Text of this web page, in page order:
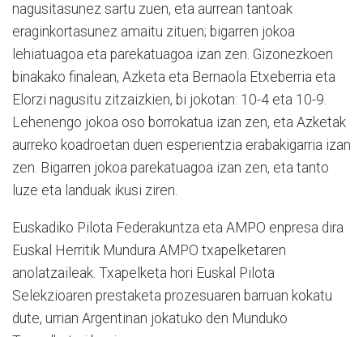
nagusitasunez sartu zuen, eta aurrean tantoak
eraginkortasunez amaitu zituen; bigarren jokoa
lehiatuagoa eta parekatuagoa izan zen. Gizonezkoen
binakako finalean, Azketa eta Bernaola Etxeberria eta
Elorzi nagusitu zitzaizkien, bi jokotan: 10-4 eta 10-9.
Lehenengo jokoa oso borrokatua izan zen, eta Azketak
aurreko koadroetan duen esperientzia erabakigarria izan
zen. Bigarren jokoa parekatuagoa izan zen, eta tanto
luze eta landuak ikusi ziren.
Euskadiko Pilota Federakuntza eta AMPO enpresa dira
Euskal Herritik Mundura AMPO txapelketaren
anolatzaileak. Txapelketa hori Euskal Pilota
Selekzioaren prestaketa prozesuaren barruan kokatu
dute, urrian Argentinan jokatuko den Munduko